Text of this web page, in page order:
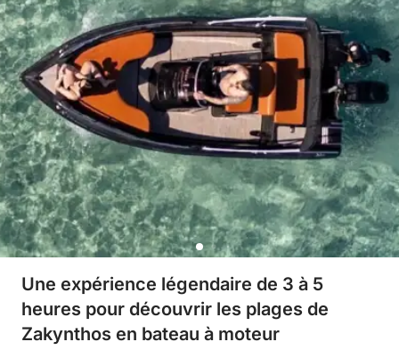
Une expérience légendaire de 3 à 5
heures pour découvrir les plages de
Zakynthos en bateau à moteur